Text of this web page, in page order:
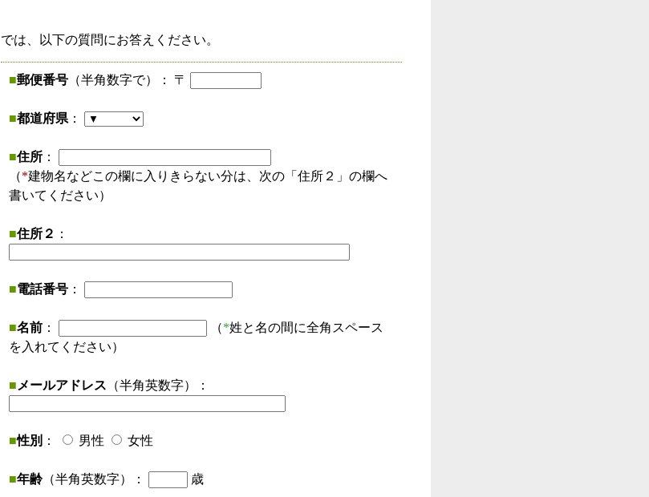
では、以下の質問にお答えください。
■郵便番号 （半角数字で）： 〒
■都道府県 ：
■住所 ：
（*建物名などこの欄に入りきらない分は、次の「住所２」の欄へ
書いてください）
■住所２ ：
■電話番号 ：
■名前 ： （*姓と名の間に全角スペース
を入れてください）
■ メールアドレス （半角英数字）：
■性別 ： 男性 女性
■年齢 （半角英数字）： 歳